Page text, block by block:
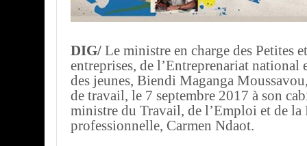
DIG/ Le ministre en charge des Petites
entreprises, de l’Entreprenariat national
des jeunes, Biendi Maganga
de travail, le 7 septembre 2017 à son
ministre du Travail, de l’Emploi et de la
professionnelle, Carmen Ndaot.